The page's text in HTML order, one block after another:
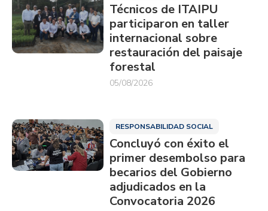
Técnicos de ITAIPU
participaron en taller
internacional sobre
restauración del paisaje
forestal
05/08/2026
RESPONSABILIDAD SOCIAL
Concluyó con éxito el
primer desembolso para
becarios del Gobierno
adjudicados en la
Convocatoria 2026